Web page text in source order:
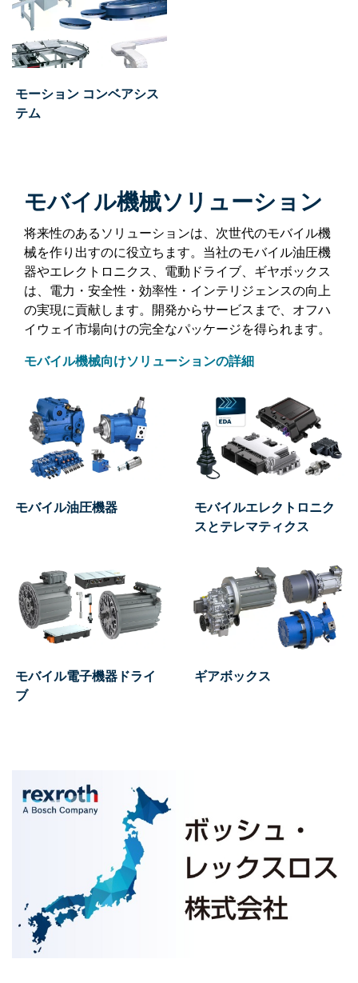
モーション コンベアシス
テム
モバイル機械ソリューション
将来性のあるソリューションは、次世代のモバイル機
械を作り出すのに役立ちます。当社のモバイル油圧機
器やエレクトロニクス、電動ドライブ、ギヤボックス
は、電力・安全性・効率性・インテリジェンスの向上
の実現に貢献します。開発からサービスまで、オフハ
イウェイ市場向けの完全なパッケージを得られます。
モバイル機械向けソリューションの詳細
モバイル油圧機器
モバイルエレクトロニク
スとテレマティクス
モバイル電子機器ドライ
ブ
ギアボックス